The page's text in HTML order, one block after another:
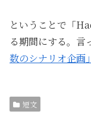
ということで「
る期間にする。言
数のシナリオ企画」
短文